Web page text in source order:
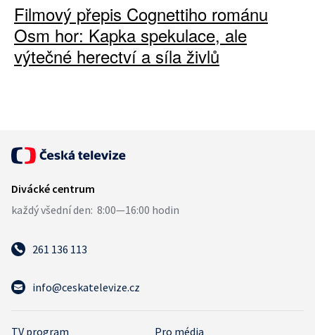
Filmový přepis Cognettiho románu
Osm hor: Kapka spekulace, ale
výtečné herectví a síla živlů
261 136 113
info@ceskatelevize.cz
TV program Pro média